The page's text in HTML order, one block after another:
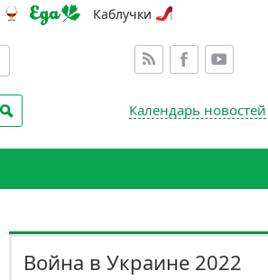
Каблучки
Календарь новостей
Война в Украине 2022